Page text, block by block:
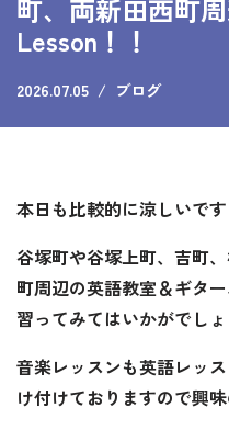
ッ
プ
町、両新田西町
Lesson！！
2026.07.05 ブログ
本日も比較的に涼しいです
谷塚町や谷塚上町、吉町
町周辺の英語教室＆ギタ
習ってみてはいかがでし
音楽レッスンも英語レッ
け付けておりますので興